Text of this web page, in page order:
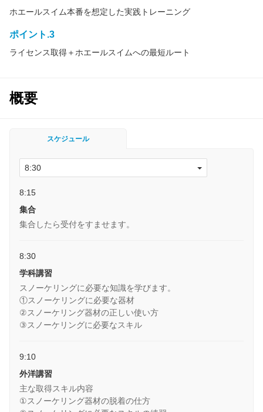
ホエールスイム本番を想定した実践トレーニング
ポイント.3
ライセンス取得＋ホエールスイムへの最短ルート
概要
スケジュール
8:15
集合
集合したら受付をすませます。
8:30
学科講習
スノーケリングに必要な知識を学びます。
①スノーケリングに必要な器材
②スノーケリング器材の正しい使い方
​③スノーケリングに必要なスキル
9:10
外洋講習
主な取得スキル内容
①スノーケリング器材の脱着の仕方